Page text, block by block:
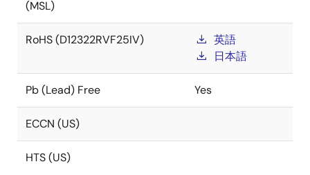
(MSL)
RoHS (D12322RVF25IV)
英語
日本語
Pb (Lead) Free Yes
ECCN (US)
HTS (US)